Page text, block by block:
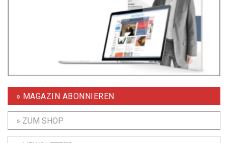
» MAGAZIN ABONNIEREN
» ZUM SHOP